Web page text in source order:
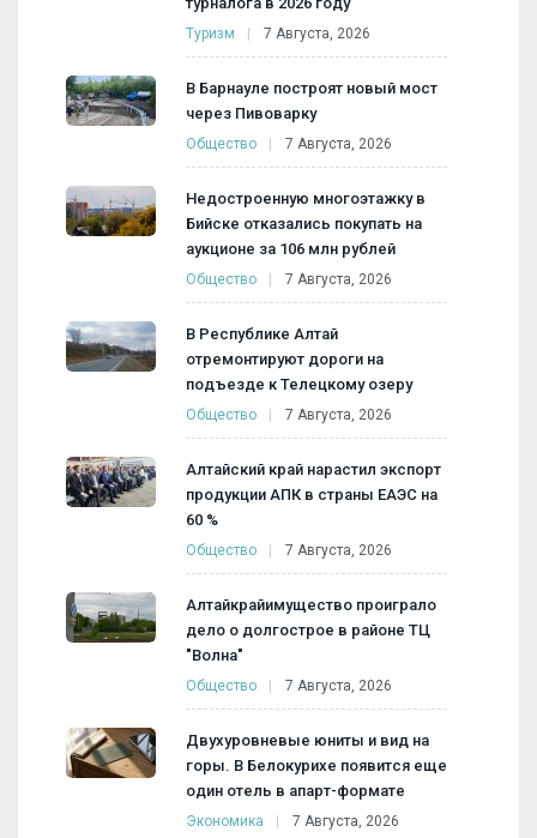
Туризм 7 Августа, 2026
В Барнауле построят новый мост
через Пивоварку
Общество 7 Августа, 2026
Недостроенную многоэтажку в
Бийске отказались покупать на
аукционе за 106 млн рублей
Общество 7 Августа, 2026
В Республике Алтай
отремонтируют дороги на
подъезде к Телецкому озеру
Общество 7 Августа, 2026
Алтайский край нарастил экспорт
продукции АПК в страны ЕАЭС на
60 %
Общество 7 Августа, 2026
Алтайкрайимущество проиграло
дело о долгострое в районе ТЦ
"Волна"
Общество 7 Августа, 2026
Двухуровневые юниты и вид на
горы. В Белокурихе появится еще
один отель в апарт-формате
Экономика 7 Августа, 2026